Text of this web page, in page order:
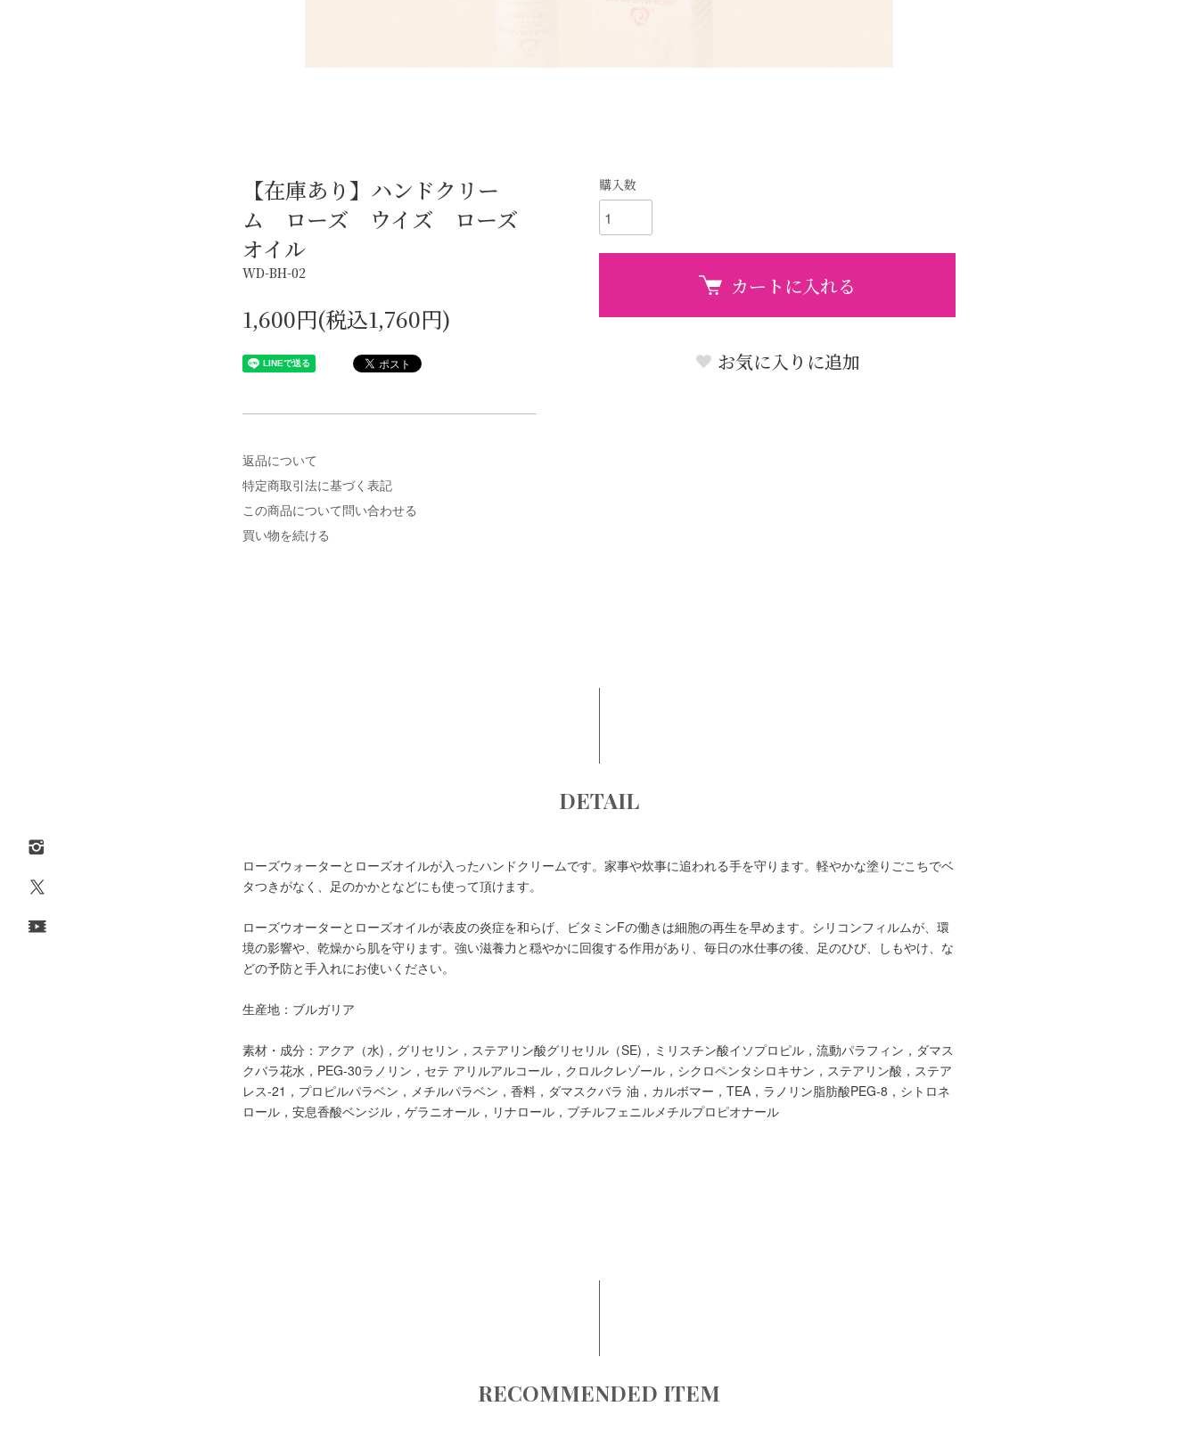
【在庫あり】ハンドクリー
ム ローズ ウイズ ローズ
オイル
WD-BH-02
1,600円(税込1,760円)
返品について
特定商取引法に基づく表記
この商品について問い合わせる
買い物を続ける
購入数
カートに入れる
お気に入りに追加
DETAIL
ローズウォーターとローズオイルが入ったハンドクリームです。 家事や炊事に追われる手を守ります。 軽やかな塗りごこちでベ
タつきがなく、足のかかとなどにも使って頂けます。
ローズウオーターとローズオイルが表皮の炎症を和らげ、ビタミンFの働きは細胞の再生を早めます。シリコンフィルムが、環
境の影響や、乾燥から肌を守ります。強い滋養力と穏やかに回復する作用があり、毎日の水仕事の後、足のひび、しもやけ、な
どの予防と手入れにお使いください。
生産地：ブルガリア
素材・成分：アクア（水)，グリセリン，ステアリン酸グリセリル（SE)，ミリスチン酸イソプロピル，流動パラフィン，ダマス
クバラ花水，PEG-30ラノリン，セテ アリルアルコール，クロルクレゾール，シクロペンタシロキサン，ステアリン酸，ステア
レス-21，プロピルパラベン，メチルパラベン，香料，ダマスクバラ 油，カルボマー，TEA，ラノリン脂肪酸PEG-8，シトロネ
ロール，安息香酸ベンジル，ゲラニオール，リナロール，ブチルフェニルメチルプロピオナール
RECOMMENDED ITEM